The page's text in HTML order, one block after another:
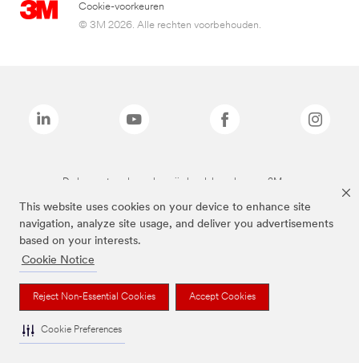
This website uses cookies on your device to enhance site
navigation, analyze site usage, and deliver you advertisements
based on your interests.
Cookie Notice
Reject Non-Essential Cookies Accept Cookies
Cookie Preferences
Cookie-voorkeuren
© 3M 2026. Alle rechten voorbehouden.
De bovenstaande merken zijn handelsmerken van 3M.we